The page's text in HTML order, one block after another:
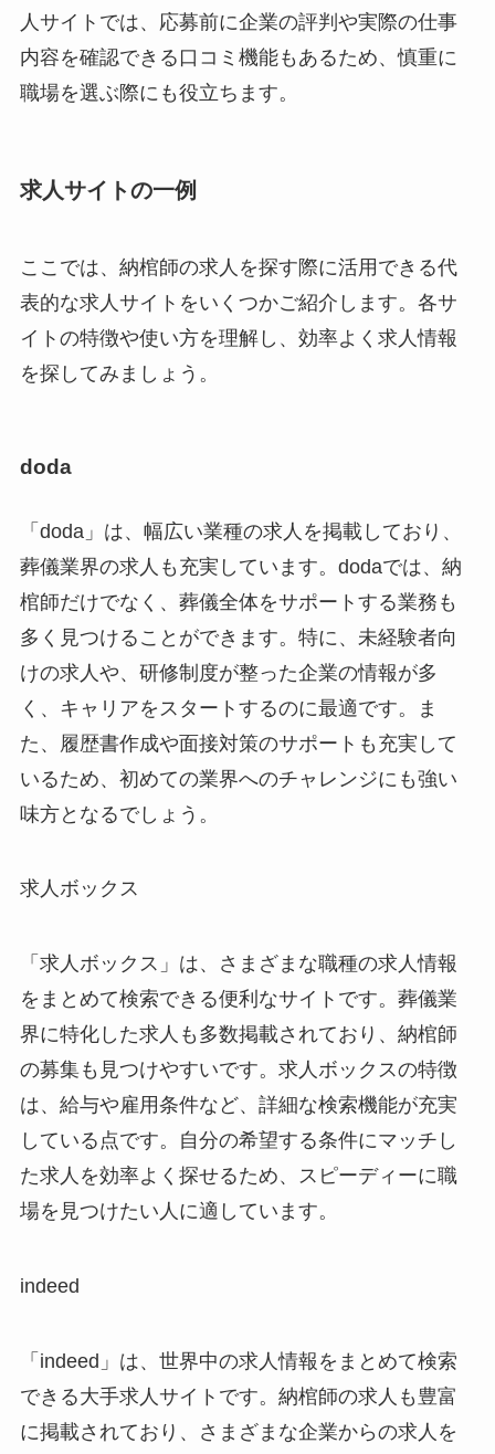
人サイトでは、応募前に企業の評判や実際の仕事
内容を確認できる口コミ機能もあるため、慎重に
職場を選ぶ際にも役立ちます。
求人サイトの一例
ここでは、納棺師の求人を探す際に活用できる代
表的な求人サイトをいくつかご紹介します。各サ
イトの特徴や使い方を理解し、効率よく求人情報
を探してみましょう。
doda
「doda」は、幅広い業種の求人を掲載しており、
葬儀業界の求人も充実しています。dodaでは、納
棺師だけでなく、葬儀全体をサポートする業務も
多く見つけることができます。特に、未経験者向
けの求人や、研修制度が整った企業の情報が多
く、キャリアをスタートするのに最適です。ま
た、履歴書作成や面接対策のサポートも充実して
いるため、初めての業界へのチャレンジにも強い
味方となるでしょう。
求人ボックス
「求人ボックス」は、さまざまな職種の求人情報
をまとめて検索できる便利なサイトです。葬儀業
界に特化した求人も多数掲載されており、納棺師
の募集も見つけやすいです。求人ボックスの特徴
は、給与や雇用条件など、詳細な検索機能が充実
している点です。自分の希望する条件にマッチし
た求人を効率よく探せるため、スピーディーに職
場を見つけたい人に適しています。
indeed
「indeed」は、世界中の求人情報をまとめて検索
できる大手求人サイトです。納棺師の求人も豊富
に掲載されており、さまざまな企業からの求人を